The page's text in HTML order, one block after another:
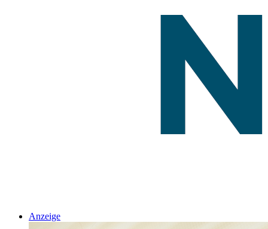
Anzeige